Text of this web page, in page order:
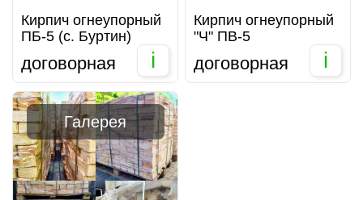
Кирпич огнеупорный
ПБ-5 (с. Буртин)
договорная i
Кирпич огнеупорный
"Ч" ПВ-5
договорная i
Галерея